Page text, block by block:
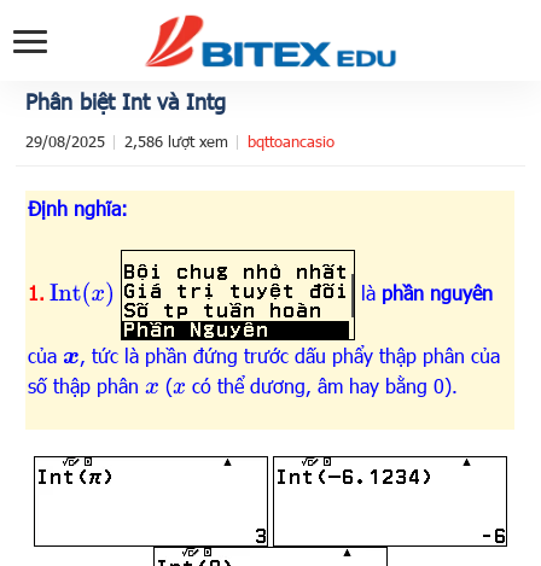
Phân biệt Int và Intg
29/08/2025 2,586 lượt xem bqttoancasio
Định nghĩa:
1. Int(x) là phần nguyên
của x , tức là phần đứng trước dấu phẩy thập phân của
số thập phânx (x có thể dương, âm hay bằng 0).